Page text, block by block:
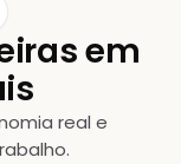
em
real e